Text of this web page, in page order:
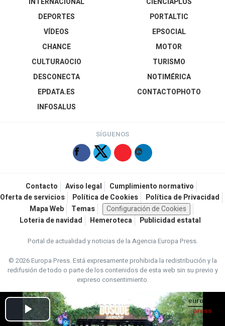
DEPORTES
VÍDEOS
PORTALTIC
EPSOCIAL
CHANCE
CULTURAOCIO
DESCONECTA
EPDATA.ES
INFOSALUS
MOTOR
TURISMO
NOTIMÉRICA
CONTACTOPHOTO
SÍGUENOS
Contacto Aviso legal
Cumplimiento normativo
Oferta de servicios
Política de Cookies
Política de Privacidad
Mapa Web
Temas
Configuración de Cookies
Loteria de navidad
Hemeroteca Publicidad estatal
Portal de actualidad y noticias de la Agencia Europa Press.
© 2026 Europa Press.Está expresamente prohibida la redistribución y la
redifusión de todo o parte de los contenidos de esta web sin su previo y
expreso consentimiento.